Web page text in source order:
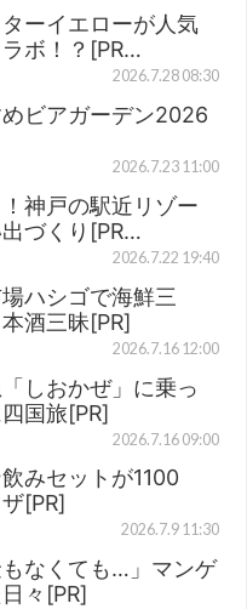
ーイエローが人気
ラボ！？[PR…
2026.7.28 08:30
ビアガーデン2026
2026.7.23 11:00
神戸の駅近リゾー
出づくり[PR…
2026.7.22 19:40
ハシゴで海鮮三
酒三昧[PR]
2026.7.16 12:00
しおかぜ」に乗っ
国旅[PR]
2026.7.16 09:00
みセットが1100
[PR]
2026.7.9 11:30
もなくても…」マンゲ
々[PR]